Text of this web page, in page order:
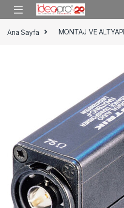
Skip to navigation
Skip to content
Ana Sayfa MONTAJ VE